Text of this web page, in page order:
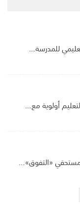
للمدرسة…
أولوية مع…
«التفوق»…